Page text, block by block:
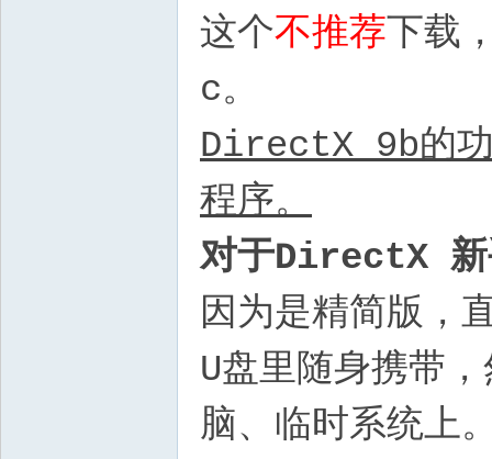
这个不推荐 下
c。
DirectX 9b的功
程序。
对于DirectX 新
因为是精简版，
U盘里随身携带
脑、临时系统上